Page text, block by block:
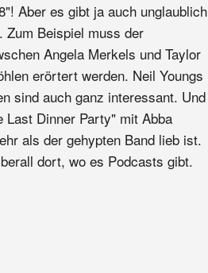
Aber es gibt ja auch unglaublich
Zum Beispiel muss der
Angela Merkels und Taylor
erörtert werden. Neil Youngs
sind auch ganz interessant. Und
Last Dinner Party" mit Abba
als der gehypten Band lieb ist.
dort, wo es Podcasts gibt.